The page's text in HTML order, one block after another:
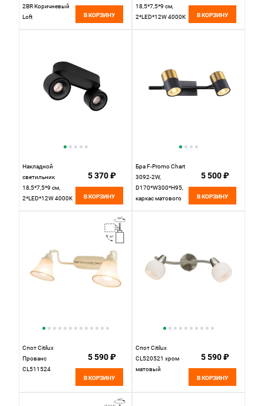
2BR Коричневый
Loft
В КОРЗИНУ
18,5*7,5*9 см,
2*LED*12W 4000K
В КОРЗИНУ
Накладной
светильник
18,5*7,5*9 см,
2*LED*12W 4000K
5 370 ₽
В КОРЗИНУ
Бра F-Promo Chart
3092-2W,
D170*W300*H95,
каркас матового
золота, лампу
GU10 можно
5 500 ₽
В КОРЗИНУ
Спот Citilux
Прованс
CL511524
5 590 ₽
В КОРЗИНУ
Спот Citilux
CL520521 хром
матовый
5 590 ₽
В КОРЗИНУ